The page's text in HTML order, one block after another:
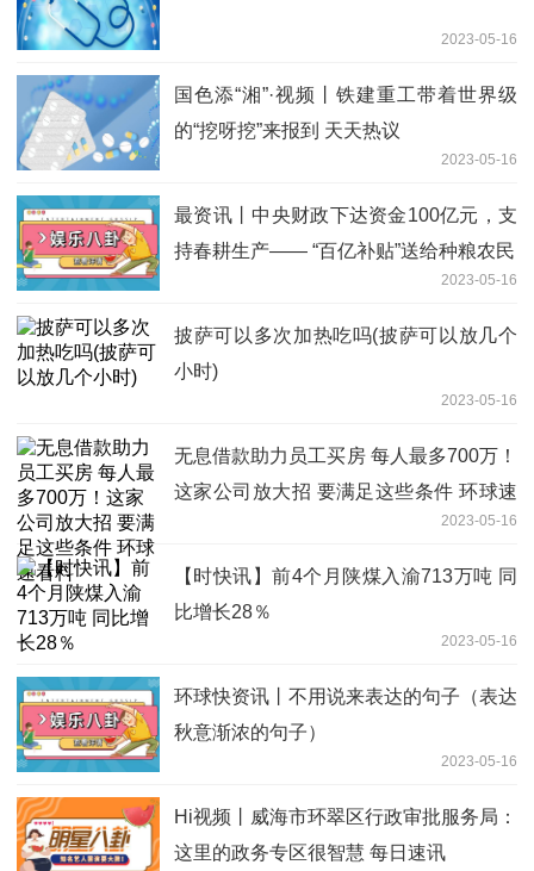
2023-05-16
国色添“湘”·视频丨铁建重工带着世界级
的“挖呀挖”来报到 天天热议
2023-05-16
最资讯丨中央财政下达资金100亿元，支
持春耕生产—— “百亿补贴”送给种粮农民
2023-05-16
披萨可以多次加热吃吗(披萨可以放几个
小时)
2023-05-16
无息借款助力员工买房 每人最多700万！
这家公司放大招 要满足这些条件 环球速
2023-05-16
【时快讯】前4个月陕煤入渝713万吨 同
比增长28％
2023-05-16
环球快资讯丨不用说来表达的句子（表达
秋意渐浓的句子）
2023-05-16
Hi视频丨威海市环翠区行政审批服务局：
这里的政务专区很智慧 每日速讯